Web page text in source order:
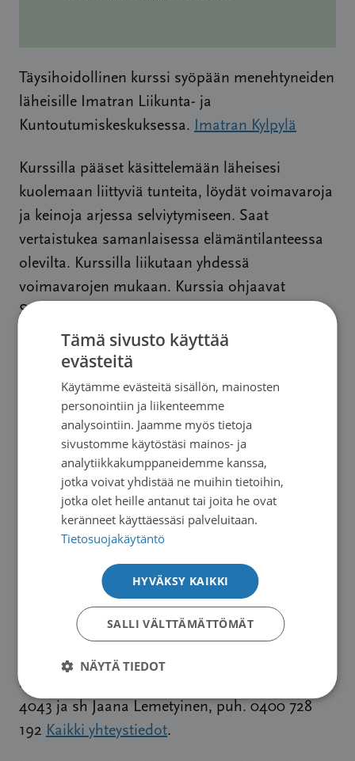
Täysihoidollinen kurssi syöpään menehtyneiden
läheisille Imatran Liikunta- ja
Kuntoutumiskeskuksessa.
Imatran Kylpylä
Kurssilla pääset käsittelemään läheisesi
kuolemaan liittyviä tunteita, löydät voimavaroja
ja keinoja arjessa selviytymiseen. Saat
vertaistukea samanlaisessa elämäntilanteessa
olevilta. Kurssilla liikutaan yhdessä
voimavarojen mukaan. Kurssia ohjaavat
Saimaan Syöpäyhdistyksen sairaanhoitajat.
Kurssille valitaan hakemusten perusteella
tarkoitettu aikuisille, läheisen kuolemasta tulee
olla kurssin alkaessa vähintään 3 kuukautta.
Hakemukset käsitellään hakuajan päätyttyä ja
kaikille hakijoille ilmoitetaan, onko tullut
valituksi kurssille.Hakuaika kurssille päättyy
31.7.2026.
Hae kurssille sähköisellä lomakkeella
Vertaistuesta voimaa suruun -kurssille Imatra
. Paperisen hakulomakkeen saat
tarvittaessa Saimaan Syöpäyhdistyksen
sairaanhoitajilta, joilta saa myös lisätietoa
kurssista: sh Jaana Jormakka, puh. 040 767
4043 ja sh Jaana Lemetyinen, puh. 0400 728
192 Kaikki yhteystiedot.
Tämä sivusto käyttää
evästeitä
Käytämme evästeitä sisällön, mainosten
personointiin ja liikenteemme
analysointiin. Jaamme myös tietoja
sivustomme käytöstäsi mainos- ja
analytiikkakumppaneidemme kanssa,
jotka voivat yhdistää ne muihin tietoihin,
jotka olet heille antanut tai joita he ovat
keränneet käyttäessäsi palveluitaan.
Tietosuojakäytäntö
HYVÄKSY KAIKKI
SALLI VÄLTTÄMÄTTÖMÄT
NÄYTÄ TIEDOT